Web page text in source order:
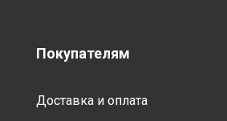
Покупателям
Доставка и оплата